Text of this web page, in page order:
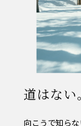
道はない
向こうで知ら